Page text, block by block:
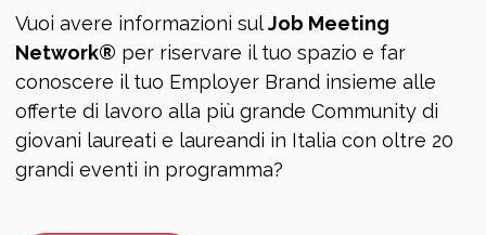
Vuoi avere informazioni sulJob Meeting
Network® per riservare il tuo spazio e far
conoscere il tuo Employer Brand insieme alle
offerte di lavoro alla più grande Community di
giovani laureati e laureandi in Italia con oltre 20
grandi eventi in programma?